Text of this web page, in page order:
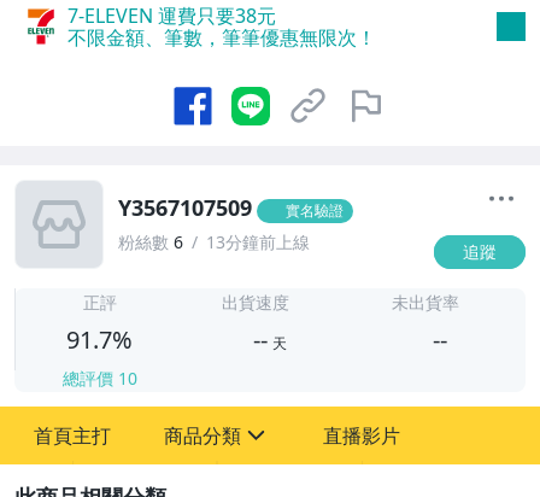
7-ELEVEN 運費只要38元
不限金額、筆數，筆筆優惠無限次！
Y3567107509 實名驗證
粉絲數 6 13分鐘前上線 追蹤
正評
91.7%
總評價 10
出貨速度
-- 天
未出貨率
--
首頁主打 商品分類 直播影片